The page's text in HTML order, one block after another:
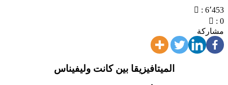
: 6٬453
: 0
مشاركة
الميتافيزيقا بين كانت وليفيناس